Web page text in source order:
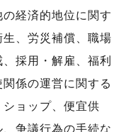
経済的地位に関す
、労災補償、職場
採用・解雇、福利
係の運営に関する
ョップ、便宜供
争議行為の手続な